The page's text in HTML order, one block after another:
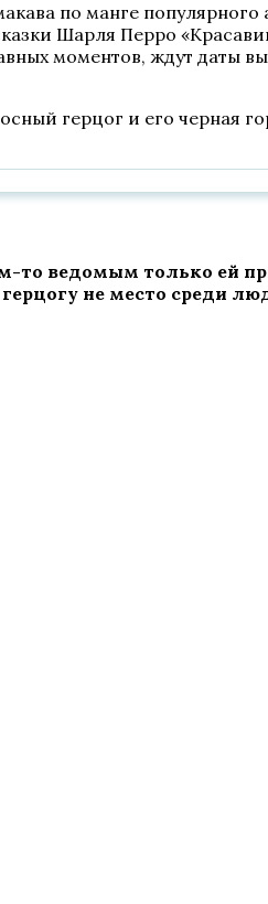
по манге
Шарля Перро
моментов, ждут даты
герцог и его черная
то ведомым только ей
не место среди